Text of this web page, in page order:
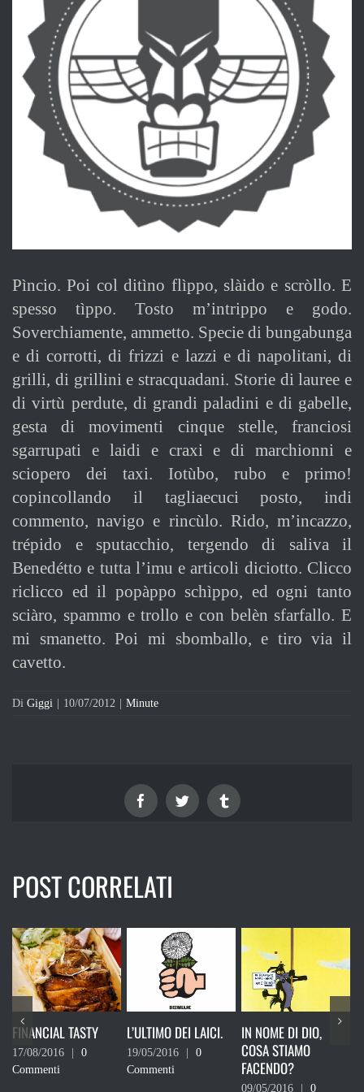
Pìncio. Poi col ditìno flìppo, slàido e scròllo. E
spesso tìppo. Tosto m’intrippo e godo.
Soverchiamente, ammetto. Specie di bungabunga
e di corrotti, di frizzi e lazzi e di napolitani, di
grilli, di grillini e stracquadani. Storie di lauree e
di virtù perdute, di grandi paladini e di gabelle,
gesta di movimenti cinque stelle, franciosi
sgarrupati e laidi e craxi e di marchionni e
sciopero dei taxi. Iotùbo, rubo e primo!
copincollando il tagliaecuci posto, indi
commento, navigo e rincùlo. Rido, m’incazzo,
trépido e sputacchio, tergendo di saliva il
Benedétto e tutta l’imu e articoli diciotto. Clicco
riclicco ed il popàppo schìppo, ed ogni tanto
sciàro, spammo e trollo e con belèn sfarfallo. E
mi smanetto. Poi mi sbomballo, e tiro via il
cavetto.
Di Giggi 10/07/2012 Minute
FacebookTwitter Tumblr
POST CORRELATI
FINANCIAL TASTY
17/08/2016 |
0
Commenti
L’ULTIMO DEI LAICI.
19/05/2016 |
0
Commenti
IN NOME DI DIO,
COSA STIAMO
FACENDO?
09/05/2016 |
0